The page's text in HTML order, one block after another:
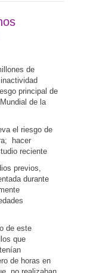
de
principal de
de la
el riesgo de
hacer
reciente
previos,
durante
de este
que
de horas en